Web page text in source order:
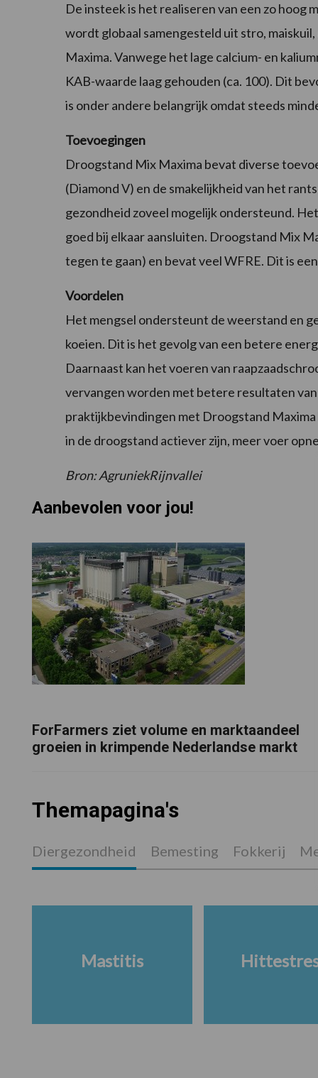
De insteek is het realiseren van een zo
wordt globaal samengesteld uit stro,
Maxima. Vanwege het lage calcium- en
KAB-waarde laag gehouden (ca. 100). Dit
is onder andere belangrijk omdat steeds
Toevoegingen
Droogstand Mix Maxima bevat diverse
(Diamond V) en de smakelijkheid van het
gezondheid zoveel mogelijk ondersteund.
goed bij elkaar aansluiten. Droogstand Mix
tegen te gaan) en bevat veel WFRE. Dit is
Voordelen
Het mengsel ondersteunt de weerstand en
koeien. Dit is het gevolg van een betere
Daarnaast kan het voeren van
vervangen worden met betere resultaten
praktijkbevindingen met Droogstand
in de droogstand actiever zijn, meer voer
Bron: AgruniekRijnvallei
Aanbevolen voor jou!
ForFarmers ziet volume en marktaandeel
groeien in krimpende Nederlandse markt
Themapagina's
Diergezondheid Bemesting Fokkerij
Mastitis